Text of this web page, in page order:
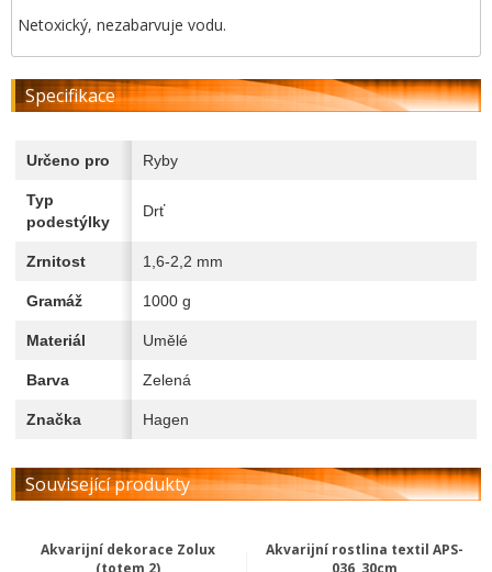
Netoxický, nezabarvuje vodu.
Specifikace
Určeno pro Ryby
Typ
podestýlky
Drť
Zrnitost 1,6-2,2 mm
Gramáž 1000 g
Materiál Umělé
Barva Zelená
Značka Hagen
Související produkty
Akvarijní dekorace Zolux
(totem 2)
Akvarijní rostlina textil APS-
036, 30cm